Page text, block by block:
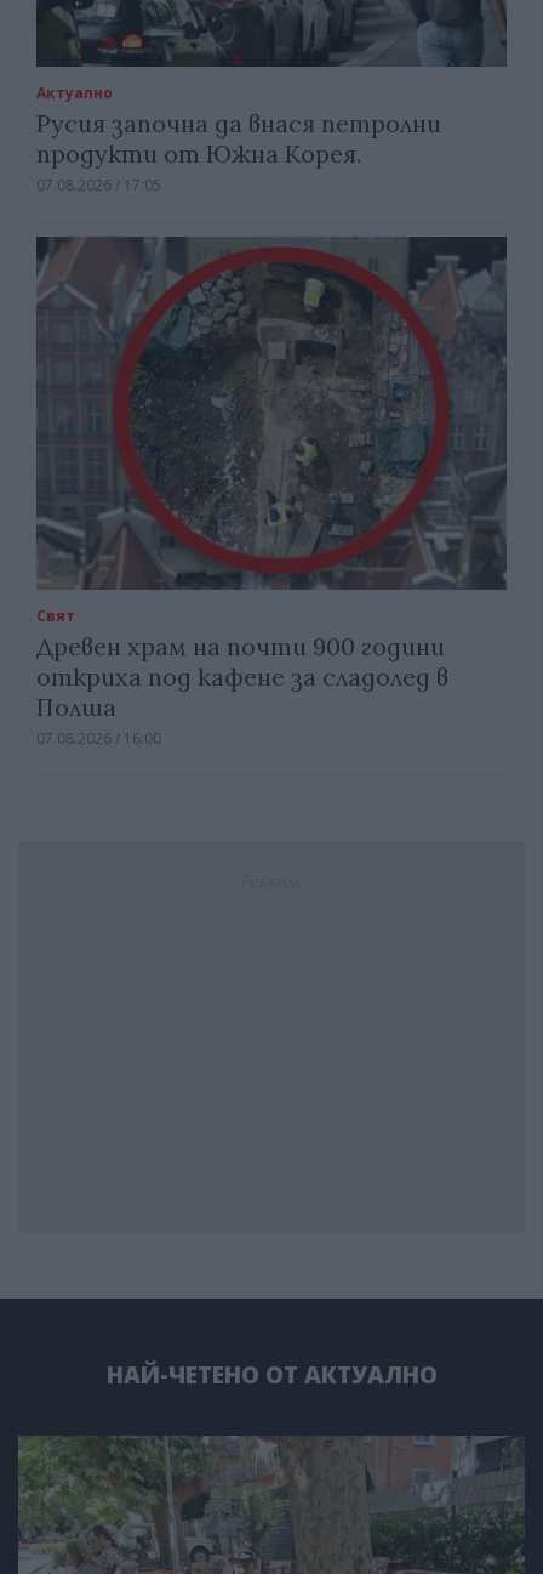
Актуално
Русия започна да внася петролни
продукти от Южна Корея.
07.08.2026 / 17:05
Свят
Древен храм на почти 900 години
откриха под кафене за сладолед в
Полша
07.08.2026 / 16:00
НАЙ-ЧЕТЕНО ОТ АКТУАЛНО